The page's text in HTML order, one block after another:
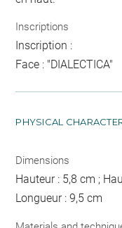
Inscriptions
Inscription :
Face : "DIALECTICA"
PHYSICAL
Dimensions
Hauteur : 5,8 cm ;
Longueur : 9,5 cm